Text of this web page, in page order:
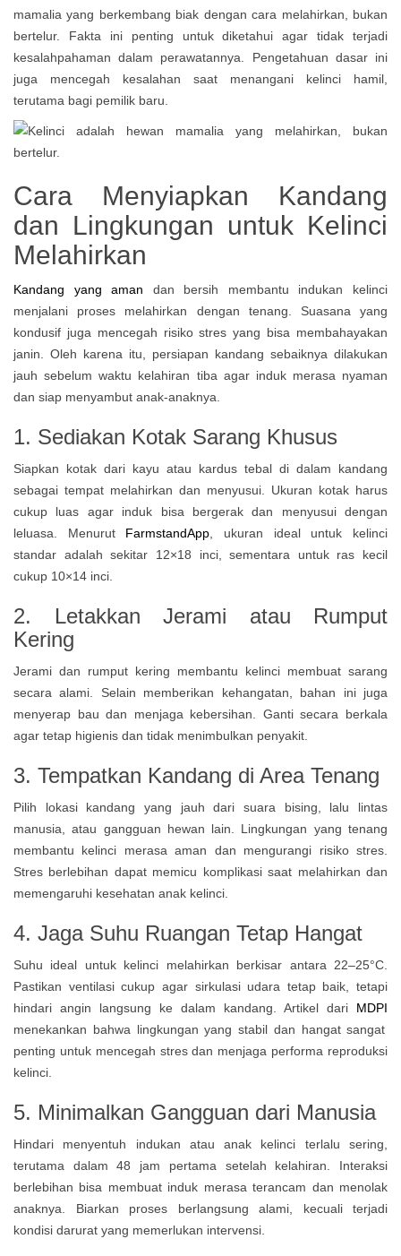
mamalia yang berkembang biak dengan cara melahirkan, bukan
bertelur. Fakta ini penting untuk diketahui agar tidak terjadi
kesalahpahaman dalam perawatannya. Pengetahuan dasar ini
juga mencegah kesalahan saat menangani kelinci hamil,
terutama bagi pemilik baru.
Cara Menyiapkan Kandang
dan Lingkungan untuk Kelinci
Melahirkan
Kandang yang aman dan bersih membantu indukan kelinci
menjalani proses melahirkan dengan tenang. Suasana yang
kondusif juga mencegah risiko stres yang bisa membahayakan
janin. Oleh karena itu, persiapan kandang sebaiknya dilakukan
jauh sebelum waktu kelahiran tiba agar induk merasa nyaman
dan siap menyambut anak-anaknya.
1. Sediakan Kotak Sarang Khusus
Siapkan kotak dari kayu atau kardus tebal di dalam kandang
sebagai tempat melahirkan dan menyusui. Ukuran kotak harus
cukup luas agar induk bisa bergerak dan menyusui dengan
leluasa. Menurut
FarmstandApp , ukuran ideal untuk kelinci
standar adalah sekitar 12×18 inci, sementara untuk ras kecil
cukup 10×14 inci.
2. Letakkan Jerami atau Rumput
Kering
Jerami dan rumput kering membantu kelinci membuat sarang
secara alami. Selain memberikan kehangatan, bahan ini juga
menyerap bau dan menjaga kebersihan. Ganti secara berkala
agar tetap higienis dan tidak menimbulkan penyakit.
3. Tempatkan Kandang di Area Tenang
Pilih lokasi kandang yang jauh dari suara bising, lalu lintas
manusia, atau gangguan hewan lain. Lingkungan yang tenang
membantu kelinci merasa aman dan mengurangi risiko stres.
Stres berlebihan dapat memicu komplikasi saat melahirkan dan
memengaruhi kesehatan anak kelinci.
4. Jaga Suhu Ruangan Tetap Hangat
Suhu ideal untuk kelinci melahirkan berkisar antara 22–25°C.
Pastikan ventilasi cukup agar sirkulasi udara tetap baik, tetapi
hindari angin langsung ke dalam kandang. Artikel dari
MDPI
menekankan bahwa lingkungan yang stabil dan hangat sangat
penting untuk mencegah stres dan menjaga performa reproduksi
kelinci.
5. Minimalkan Gangguan dari Manusia
Hindari menyentuh indukan atau anak kelinci terlalu sering,
terutama dalam 48 jam pertama setelah kelahiran. Interaksi
berlebihan bisa membuat induk merasa terancam dan menolak
anaknya. Biarkan proses berlangsung alami, kecuali terjadi
kondisi darurat yang memerlukan intervensi.